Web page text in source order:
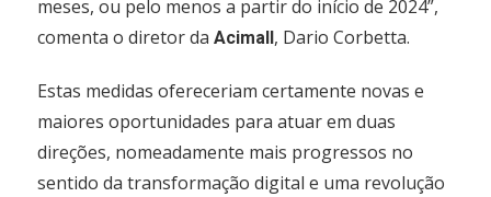
meses, ou pelo menos a partir do início de 2024”,
comenta o diretor daAcimall , Dario Corbetta.
Estas medidas ofereceriam certamente novas e
maiores oportunidades para atuar em duas
direções, nomeadamente mais progressos no
sentido da transformação digital e uma revolução